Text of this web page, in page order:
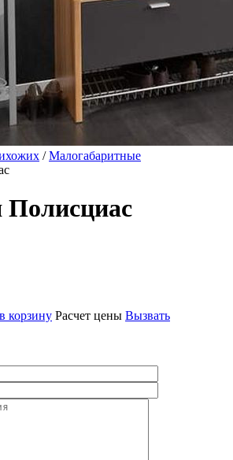
/Малогабаритные
корзину Расчет цены Вызвать